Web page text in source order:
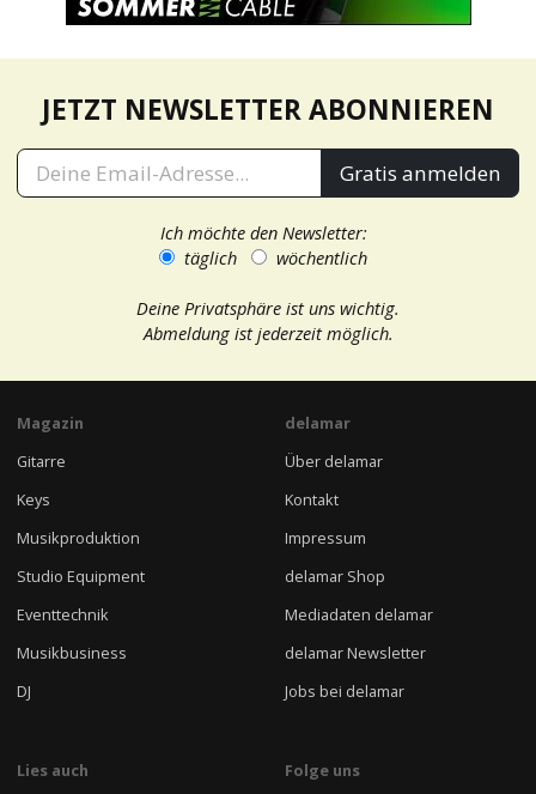
JETZT NEWSLETTER ABONNIEREN
Gratis anmelden
Ich möchte den Newsletter:
täglich
wöchentlich
Deine Privatsphäre ist uns wichtig.
Abmeldung ist jederzeit möglich.
Magazin
Gitarre
Keys
Musikproduktion
Studio Equipment
Eventtechnik
Musikbusiness
DJ
delamar
Über delamar
Kontakt
Impressum
delamar Shop
Mediadaten delamar
delamar Newsletter
Jobs bei delamar
Lies auch Folge uns